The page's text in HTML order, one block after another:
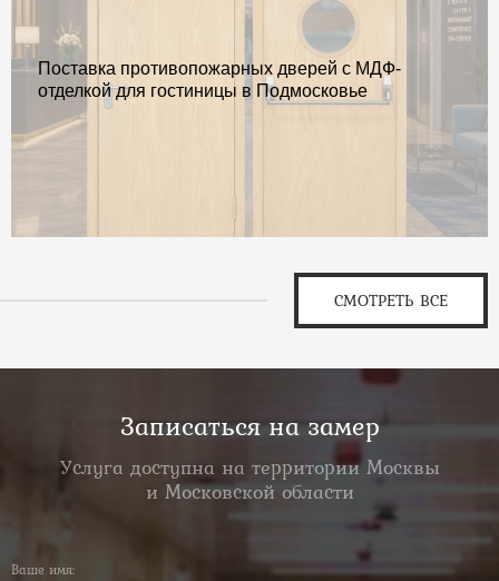
Поставка противопожарных дверей с МДФ-
отделкой для гостиницы в Подмосковье
СМОТРЕТЬ ВСЕ
Записаться на замер
Услуга доступна на территории Москвы
и Московской области
Ваше имя: